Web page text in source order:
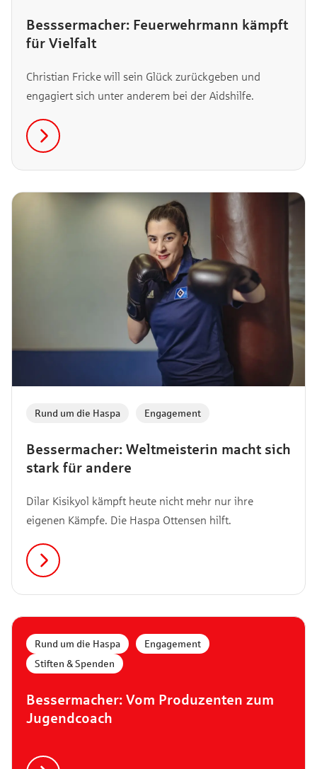
Besssermacher: Feuerwehrmann kämpft
für Vielfalt
Christian Fricke will sein Glück zurückgeben und
engagiert sich unter anderem bei der Aidshilfe.
Bessermacher: Weltmeisterin macht sich
stark für andere
Rund um die Haspa Engagement
Dilar Kisikyol kämpft heute nicht mehr nur ihre
eigenen Kämpfe. Die Haspa Ottensen hilft.
Bessermacher: Vom Produzenten zum
Jugendcoach
Rund um die Haspa Engagement
Stiften & Spenden